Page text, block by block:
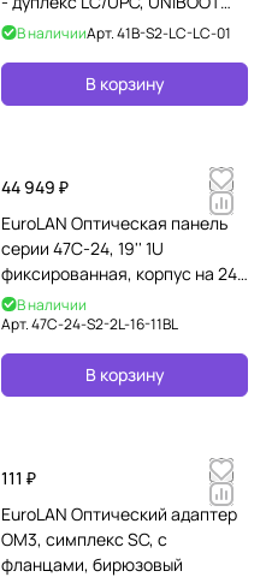
PUSH-PULL, 1 м
В наличииАрт.41B-S2-LC-LC-01
В корзину
44 949 ₽
EuroLAN Оптическая панель
серии 47C-24, 19'' 1U
фиксированная, корпус на 24
адаптера, 16 дуплекс LC
адаптеров, OS2
В наличии
Арт.47C-24-S2-2L-16-11BL
В корзину
111 ₽
EuroLAN Оптический адаптер
OM3, симплекс SC, с
фланцами, бирюзовый